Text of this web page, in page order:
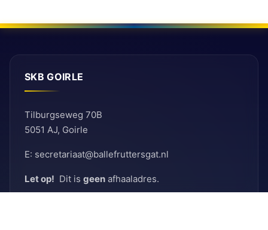
SKB GOIRLE
Tilburgseweg 70B
5051 AJ, Goirle
E: secretariaat@ballefruttersgat.nl
Let op! Dit is geen afhaaladres.